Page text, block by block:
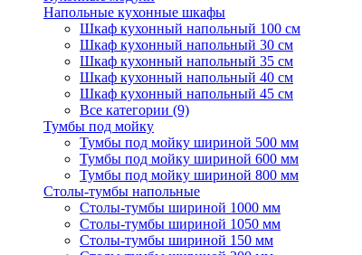
Напольные кухонные шкафы
Шкаф кухонный напольный 100 см
Шкаф кухонный напольный 30 см
Шкаф кухонный напольный 35 см
Шкаф кухонный напольный 40 см
Шкаф кухонный напольный 45 см
Все категории (9)
Тумбы под мойку
Тумбы под мойку шириной 500 мм
Тумбы под мойку шириной 600 мм
Тумбы под мойку шириной 800 мм
Столы-тумбы напольные
Столы-тумбы шириной 1000 мм
Столы-тумбы шириной 1050 мм
Столы-тумбы шириной 150 мм